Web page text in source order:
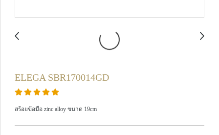
ELEGA SBR170014GD
สร้อยข้อมือ zinc alloy ขนาด 19cm